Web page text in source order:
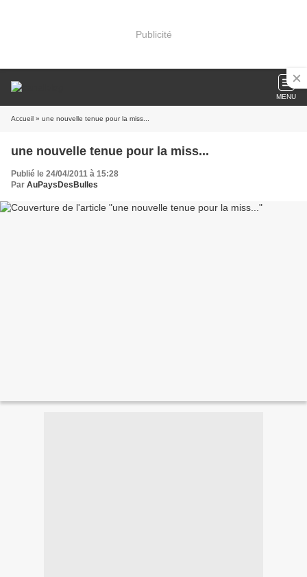
Publicité
MENU
Accueil » une nouvelle tenue pour la miss...
une nouvelle tenue pour la miss...
Publié le 24/04/2011 à 15:28
Par AuPaysDesBulles